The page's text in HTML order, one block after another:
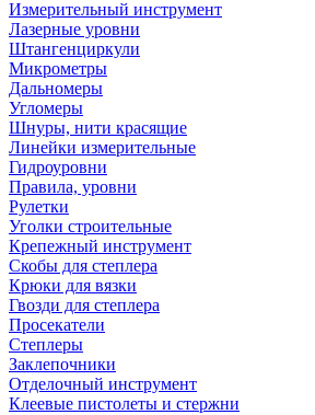
Измерительный инструмент
Лазерные уровни
Штангенциркули
Микрометры
Дальномеры
Угломеры
Шнуры, нити красящие
Линейки измерительные
Гидроуровни
Правила, уровни
Рулетки
Уголки строительные
Крепежный инструмент
Скобы для степлера
Крюки для вязки
Гвозди для степлера
Просекатели
Степлеры
Заклепочники
Отделочный инструмент
Клеевые пистолеты и стержни